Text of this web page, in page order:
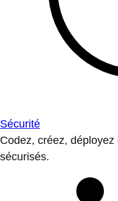
Sécurité
Codez, créez,
sécurisés.